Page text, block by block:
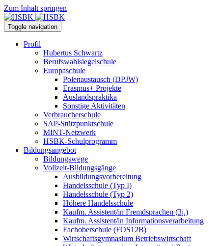
Zum Inhalt springen
Toggle navigation
Profil
Hubertus Schwartz
Berufswahlsiegelschule
Europaschule
Polenaustausch (DPJW)
Erasmus+ Projekte
Auslandspraktika
Sonstige Aktivitäten
Verbraucherschule
SAP-Stützpunktschule
MINT-Netzwerk
HSBK-Schulprogramm
Bildungsangebot
Bildungswege
Vollzeit-Bildungsgänge
Ausbildungsvorbereitung
Handelsschule (Typ I)
Handelsschule (Typ 2)
Höhere Handelsschule
Kaufm. Assistent/in­ Fremdsprachen (3j.)
Kaufm. Assistent/in Informationsverarbeitung
Fachoberschule (FOS12B)
Wirtschaftsgymnasium Betriebswirtschaft